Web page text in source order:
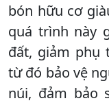
bón hữu cơ
quá trình này
đất, giảm phụ
từ đó bảo vệ
núi, đảm bảo